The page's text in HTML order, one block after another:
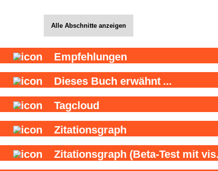
Alle Abschnitte anzeigen
Empfehlungen
Dieses Buch erwähnt ...
Tagcloud
Zitationsgraph
Zitationsgraph (Beta-Test mit